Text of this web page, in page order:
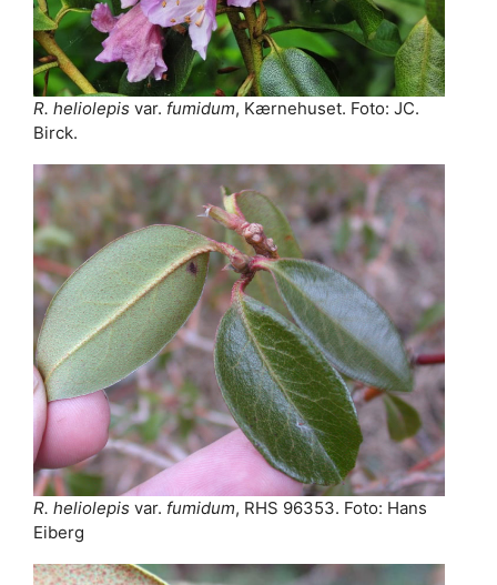
R. heliolepis var. fumidum, Kærnehuset. Foto: JC.
Birck.
R. heliolepis var. fumidum, RHS 96353. Foto: Hans
Eiberg